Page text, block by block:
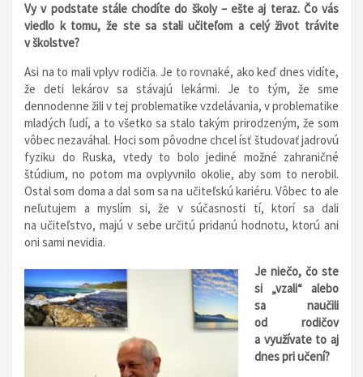
Vy v podstate stále chodíte do školy – ešte aj teraz. Čo vás
viedlo k tomu, že ste sa stali učiteľom a celý život trávite
v školstve?
Asi na to mali vplyv rodičia. Je to rovnaké, ako keď dnes vidíte,
že deti lekárov sa stávajú lekármi. Je to tým, že sme
dennodenne žili v tej problematike vzdelávania, v problematike
mladých ľudí, a to všetko sa stalo takým prirodzeným, že som
vôbec nezaváhal. Hoci som pôvodne chcel ísť študovať jadrovú
fyziku do Ruska, vtedy to bolo jediné možné zahraničné
štúdium, no potom ma ovplyvnilo okolie, aby som to nerobil.
Ostal som doma a dal som sa na učiteľskú kariéru. Vôbec to ale
neľutujem a myslím si, že v súčasnosti tí, ktorí sa dali
na učiteľstvo, majú v sebe určitú pridanú hodnotu, ktorú ani
oni sami nevidia.
Je niečo, čo ste
si „vzali“ alebo
sa naučili
od rodičov
a využívate to aj
dnes pri učení?